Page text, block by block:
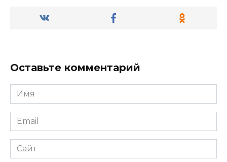
Оставьте комментарий
Имя
*
Email
*
Сайт